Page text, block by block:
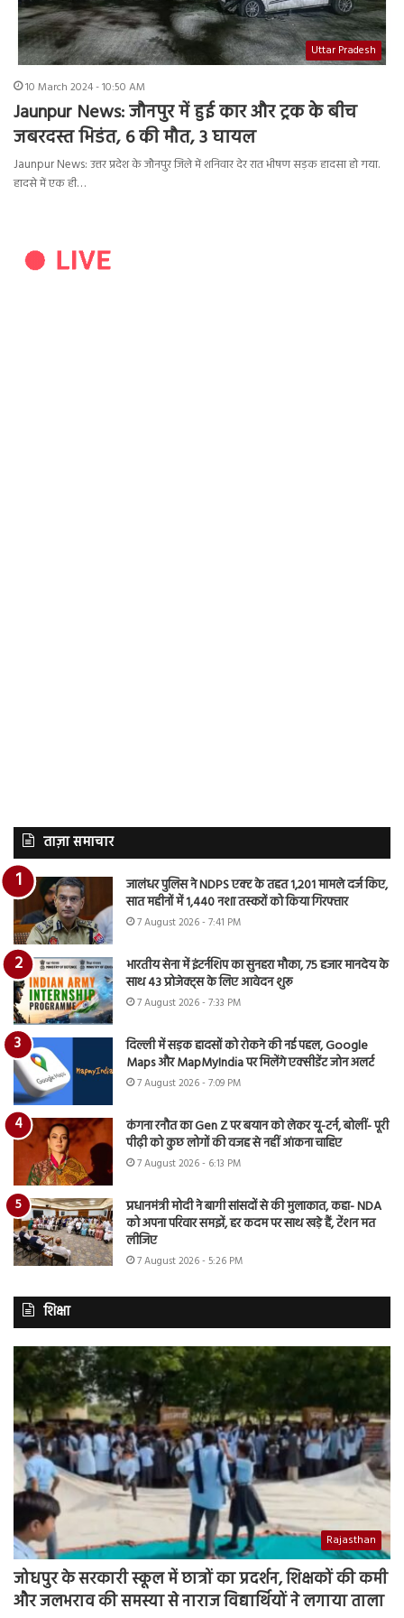
Uttar Pradesh
10 March 2024 - 10:50 AM
Jaunpur News: जौनपुर में हुई कार और ट्रक के बीच
जबरदस्त भिडंत, 6 की मौत, 3 घायल
Jaunpur News: उत्तर प्रदेश के जौनपुर जिले में शनिवार देर रात भीषण सड़क हादसा हो गया.
हादसे में एक ही…
ताज़ा समाचार
जालंधर पुलिस ने NDPS एक्ट के तहत 1,201 मामले दर्ज किए,
सात महीनों में 1,440 नशा तस्करों को किया गिरफ्तार
7 August 2026 - 7:41 PM
भारतीय सेना में इंटर्नशिप का सुनहरा मौका, 75 हजार मानदेय के
साथ 43 प्रोजेक्ट्स के लिए आवेदन शुरू
7 August 2026 - 7:33 PM
दिल्ली में सड़क हादसों को रोकने की नई पहल, Google
Maps और MapMyIndia पर मिलेंगे एक्सीडेंट जोन अलर्ट
7 August 2026 - 7:09 PM
कंगना रनौत का Gen Z पर बयान को लेकर यू-टर्न, बोलीं- पूरी
पीढ़ी को कुछ लोगों की वजह से नहीं आंकना चाहिए
7 August 2026 - 6:13 PM
प्रधानमंत्री मोदी ने बागी सांसदों से की मुलाकात, कहा- NDA
को अपना परिवार समझें, हर कदम पर साथ खड़े हैं, टेंशन मत
लीजिए
7 August 2026 - 5:26 PM
शिक्षा
Rajasthan
जोधपुर के सरकारी स्कूल में छात्रों का प्रदर्शन, शिक्षकों की कमी
और जलभराव की समस्या से नाराज विद्यार्थियों ने लगाया ताला